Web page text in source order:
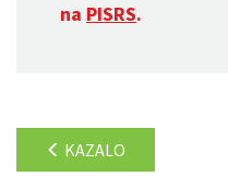
na PISRS.
KAZALO